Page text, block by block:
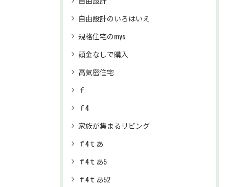
自由設計のいろはいえ
規格住宅のmys
頭金なしで購入
高気密住宅
ｆ
ｆ4
家族が集まるリビング
ｆ4ｔあ
ｆ4ｔあ5
ｆ4ｔあ52